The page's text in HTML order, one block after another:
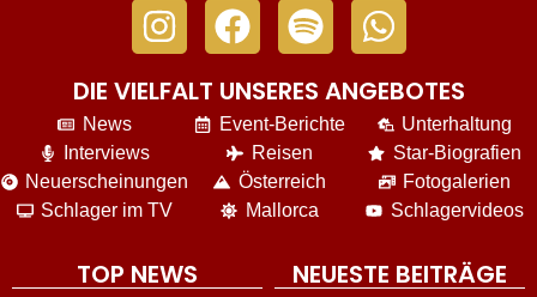
DIE VIELFALT UNSERES ANGEBOTES
News
Interviews
Neuerscheinungen
Schlager im TV
Event-Berichte
Reisen
Österreich
Mallorca
Unterhaltung
Star-Biografien
Fotogalerien
Schlagervideos
TOP NEWS NEUESTE BEITRÄGE